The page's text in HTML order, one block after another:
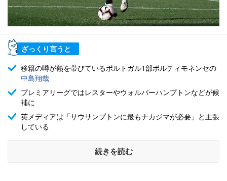
ざっくり言うと
移籍の噂が熱を帯びているポルトガル1部ポルティモネンセの
中島翔哉
プレミアリーグではレスターやウォルバーハンプトンなどが候
補に
英メディアは「サウサンプトンに最もナカジマが必要」と主張
している
続きを読む